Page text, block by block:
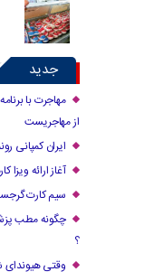
جدید
مهاجرت با
از مهاجریست
ایران کمپانی
آغاز ارائه ویزا
سیم کارت
چگونه مطب
؟
وقتی هیوندای